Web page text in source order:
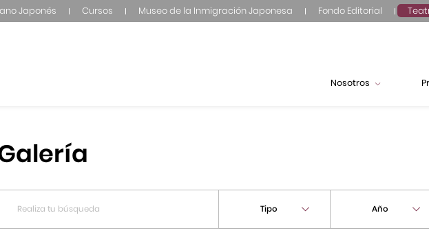
Japonés Cursos Museo de la Inmigración Japonesa Fondo Editorial
Nosotros
Tipo Año